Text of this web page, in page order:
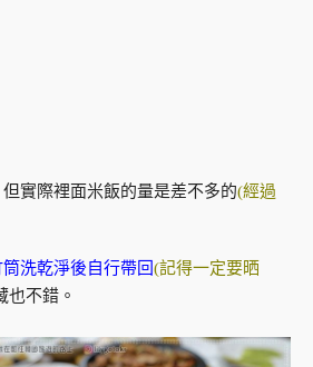
實際裡面米飯的量是差不多的(經過
洗乾淨後自行帶回 (記得一定要晒
也不錯。